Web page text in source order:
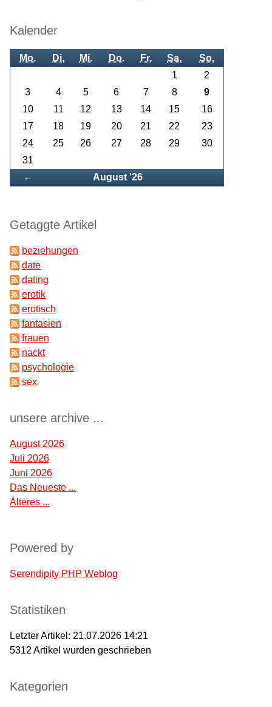
Kalender
Mo. Di. Mi. Do. Fr. Sa. So.
← August '26
1
2
3
4 5 6 7 8
9
10
11 12 13 14 15
16
17
18 19 20 21 22
23
24
25 26 27 28 29
30
31
Getaggte Artikel
beziehungen
date
dating
erotik
erotisch
fantasien
frauen
nackt
psychologie
sex
unsere archive ...
August 2026
Juli 2026
Juni 2026
Das Neueste ...
Älteres ...
Powered by
Serendipity PHP Weblog
Statistiken
Letzter Artikel: 21.07.2026 14:21
5312 Artikel wurden geschrieben
Kategorien